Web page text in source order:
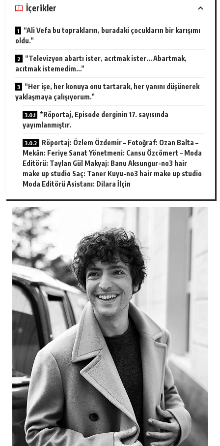
İçerikler
“Ali Vefa bu toprakların, buradaki çocukların bir karışımı
oldu.”
“Televizyon abartı ister, acıtmak ister… Abartmak,
acıtmak istemedim…”
“Her işe, her konuya onu tartarak, her yanını düşünerek
yaklaşmaya çalışıyorum.”
*Röportaj, Episode derginin 17. sayısında
yayımlanmıştır.
Röportaj: Özlem Özdemir – Fotoğraf: Ozan Balta –
Mekân: Feriye Sanat Yönetmeni: Cansu Özcömert – Moda
Editörü: Taylan Gül Makyaj: Banu Aksungur-no3 hair
make up studio Saç: Taner Kuyu-no3 hair make up studio
Moda Editörü Asistanı: Dilara İlçin